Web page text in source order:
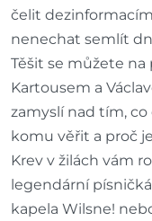
čelit
nenechat semlít
Těšit se můžete
Kartousem a
zamyslí nad tím,
komu věřit a proč
Krev v žilách vám
legendární
kapela Wilsne!